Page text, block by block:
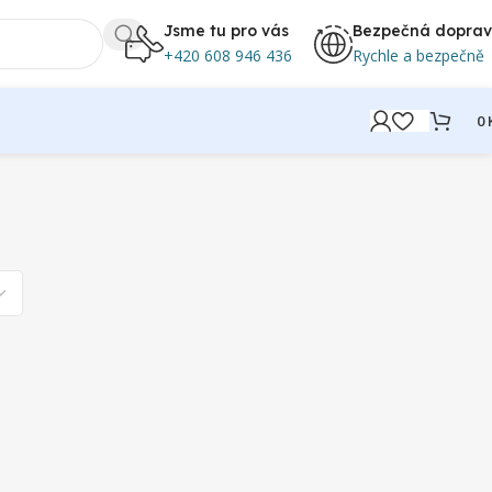
Jsme tu pro vás
+420 608 946 436
Bezpečná
Rychle a bezpečně
0